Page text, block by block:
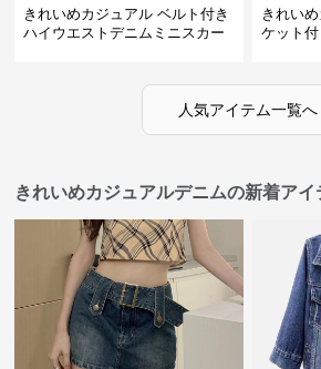
きれいめカジュアル ベルト付き
ハイウエストデニムミニスカー
きれい
ケット
人気アイテム一覧へ
きれいめカジュアルデニムの新着アイ